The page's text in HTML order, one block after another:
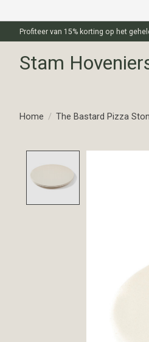
Profiteer van 15% korting op het
Stam
Home / The Bastard Pizza